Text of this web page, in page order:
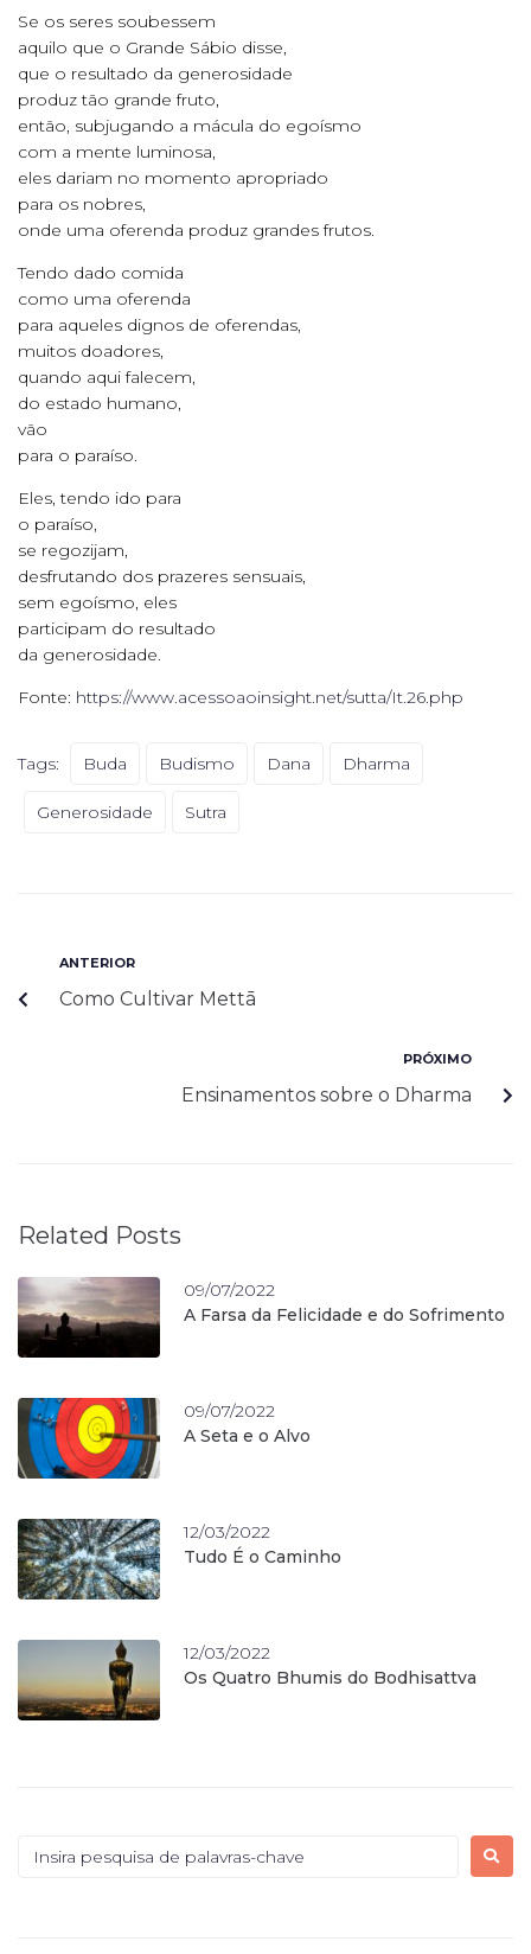
Se os seres soubessem
aquilo que o Grande Sábio disse,
que o resultado da generosidade
produz tão grande fruto,
então, subjugando a mácula do egoísmo
com a mente luminosa,
eles dariam no momento apropriado
para os nobres,
onde uma oferenda produz grandes frutos.
Tendo dado comida
como uma oferenda
para aqueles dignos de oferendas,
muitos doadores,
quando aqui falecem,
do estado humano,
vão
para o paraíso.
Eles, tendo ido para
o paraíso,
se regozijam,
desfrutando dos prazeres sensuais,
sem egoísmo, eles
participam do resultado
da generosidade.
Fonte: https://www.acessoaoinsight.net/sutta/It.26.php
Tags: Buda Budismo Dana Dharma
Generosidade Sutra
ANTERIOR
Como Cultivar Mettā
PRÓXIMO
Ensinamentos sobre o Dharma
Related Posts
09/07/2022
A Farsa da Felicidade e do Sofrimento
09/07/2022
A Seta e o Alvo
12/03/2022
Tudo É o Caminho
12/03/2022
Os Quatro Bhumis do Bodhisattva